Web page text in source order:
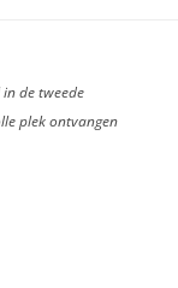
de tweede
plek ontvangen